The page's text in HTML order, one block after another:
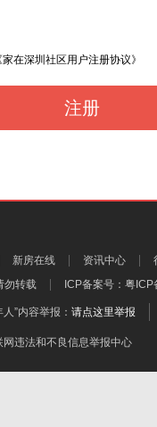
家在深圳社区用户注册协议》
注册
新房在线 资讯中心
勿转载 ICP备案号： 粤ICP
”内容举报： 请点这里举报